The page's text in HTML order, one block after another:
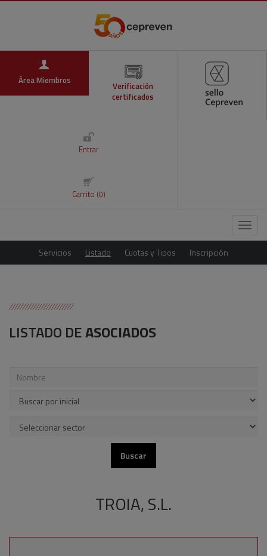
Área Miembros
Verificación
certificados
Entrar
Carrito (0)
Menú
Servicios Listado Cuotas y Tipos Inscripción
LISTADO DEASOCIADOS
TROIA, S.L.